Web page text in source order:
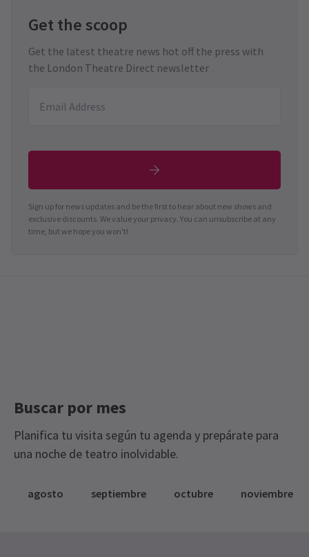
Get the scoop
Get the latest theatre news hot off the press with
the London Theatre Direct newsletter
Sign up for news updates and be the first to hear about new shows and
exclusive discounts. We value your privacy. You can unsubscribe at any
time, but we hope you won't!
Buscar por mes
Planifica tu visita según tu agenda y prepárate para
una noche de teatro inolvidable.
agosto septiembre octubre noviembre